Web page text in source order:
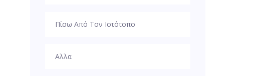
Πίσω Από Τον Ιστότοπο
Αλλα